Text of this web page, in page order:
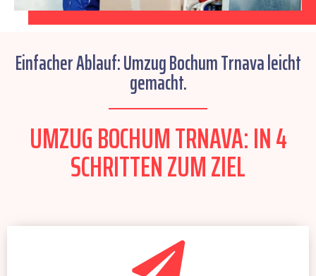
Einfacher Ablauf: Umzug Bochum Trnava leicht
gemacht.
UMZUG BOCHUM TRNAVA: IN 4
SCHRITTEN ZUM ZIEL